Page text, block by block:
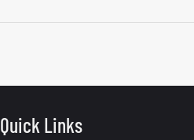
Quick Links